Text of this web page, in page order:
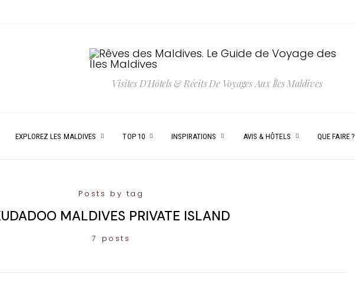
Visites D'Hôtels & Récits De Voyages Aux Îles Maldives
EXPLOREZ LES MALDIVES TOP 10 INSPIRATIONS AVIS & HÔTELS QUE FAIRE ?
Posts by tag
MALDIVES PRIVATE ISLAND
7 posts